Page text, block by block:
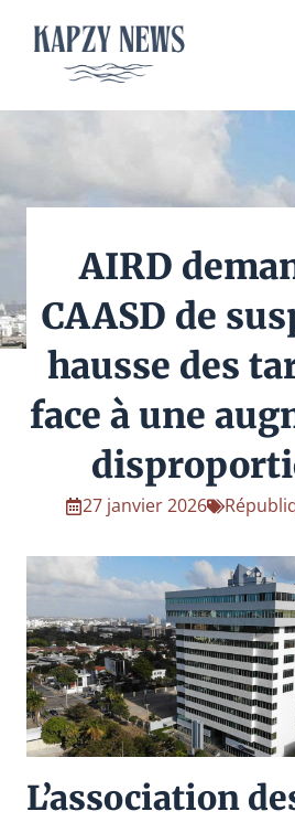
contenu
AIRD
CAASD de
hausse des
face à une
27 janvier 2026
L’association